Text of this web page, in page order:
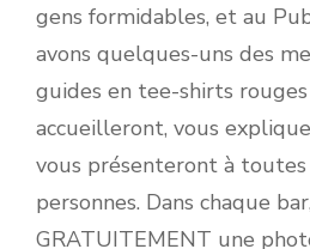
gens formidables, et au
avons quelques-uns des
guides en tee-shirts
accueilleront, vous
vous présenteront à
personnes. Dans chaque
GRATUITEMENT une